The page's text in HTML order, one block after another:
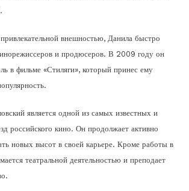
внешностью, Данила быстро
и продюсеров. В 2009 году он
в фильме «Стиляги», который принес ему
является одной из самых известных и
российского кино. Он продолжает активно
новых высот в своей карьере. Кроме работы в
театральной деятельностью и преподает